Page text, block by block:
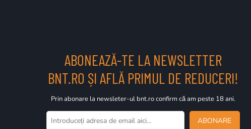
ABONEAZĂ-TE LA NEWSLETTER
BNT.RO ȘI AFLĂ PRIMUL DE REDUCERI!
Prin abonare la newsleter-ul bnt.ro confirm că am peste 18 ani.
ABONARE